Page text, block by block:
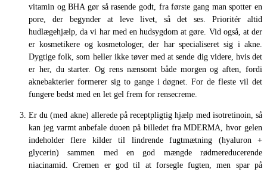
vitamin og BHA gør så rasende godt, fra første gang man spotter en
pore, der begynder at leve livet, så det ses. Prioritér altid
hudlægehjælp, da vi har med en hudsygdom at gøre. Vid også, at der
er kosmetikere og kosmetologer, der har specialiseret sig i akne.
Dygtige folk, som heller ikke tøver med at sende dig videre, hvis det
er her, du starter. Og rens nænsomt både morgen og aften, fordi
aknebakterier formerer sig to gange i døgnet. For de fleste vil det
fungere bedst med en let gel frem for rensecreme.
Er du (med akne) allerede på receptpligtig hjælp med isotretinoin, så
kan jeg varmt anbefale duoen på billedet fra MDERMA, hvor gelen
indeholder flere kilder til lindrende fugtmætning (hyaluron +
glycerin) sammen med en god mængde rødmereducerende
niacinamid. Cremen er god til at forsegle fugten, men spar på